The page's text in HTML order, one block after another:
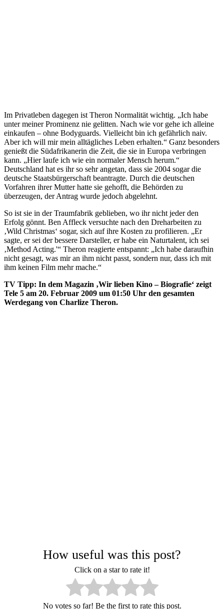
Im Privatleben dagegen ist Theron Normalität wichtig. „Ich habe
unter meiner Prominenz nie gelitten. Nach wie vor gehe ich alleine
einkaufen – ohne Bodyguards. Vielleicht bin ich gefährlich naiv.
Aber ich will mir mein alltägliches Leben erhalten.“ Ganz besonders
genießt die Südafrikanerin die Zeit, die sie in Europa verbringen
kann. „Hier laufe ich wie ein normaler Mensch herum.“
Deutschland hat es ihr so sehr angetan, dass sie 2004 sogar die
deutsche Staatsbürgerschaft beantragte. Durch die deutschen
Vorfahren ihrer Mutter hatte sie gehofft, die Behörden zu
überzeugen, der Antrag wurde jedoch abgelehnt.
So ist sie in der Traumfabrik geblieben, wo ihr nicht jeder den
Erfolg gönnt. Ben Affleck versuchte nach den Dreharbeiten zu
‚Wild Christmas‘ sogar, sich auf ihre Kosten zu profilieren. „Er
sagte, er sei der bessere Darsteller, er habe ein Naturtalent, ich sei
‚Method Acting.'“ Theron reagierte entspannt: „Ich habe daraufhin
nicht gesagt, was mir an ihm nicht passt, sondern nur, dass ich mit
ihm keinen Film mehr mache.“
TV Tipp: In dem Magazin ‚Wir lieben Kino – Biografie‘ zeigt
Tele 5 am 20. Februar 2009 um 01:50 Uhr den gesamten
Werdegang von Charlize Theron.
How useful was this post?
Click on a star to rate it!
No votes so far! Be the first to rate this post.